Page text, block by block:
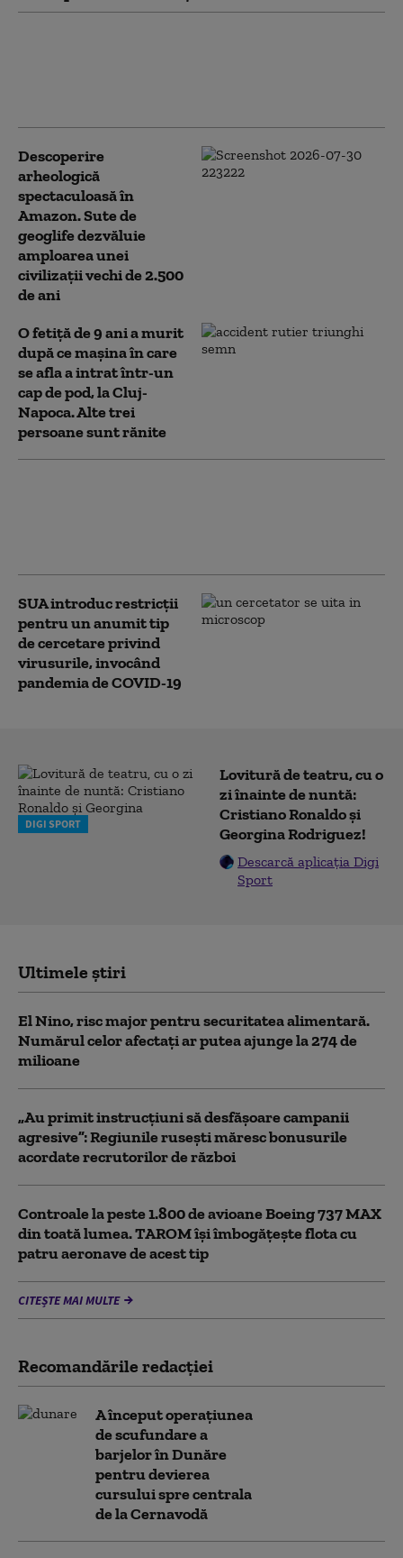
Descoperire
arheologică
spectaculoasă în
Amazon. Sute de
geoglife dezvăluie
amploarea unei
civilizații vechi de 2.500
de ani
O fetiță de 9 ani a murit
după ce mașina în care
se afla a intrat într-un
cap de pod, la Cluj-
Napoca. Alte trei
persoane sunt rănite
SUA introduc restricții
pentru un anumit tip
de cercetare privind
virusurile, invocând
pandemia de COVID-19
DIGI SPORT
Lovitură de teatru, cu o
zi înainte de nuntă:
Cristiano Ronaldo și
Georgina Rodriguez!
Descarcă aplicația Digi
Sport
Ultimele știri
El Nino, risc major pentru securitatea alimentară.
Numărul celor afectați ar putea ajunge la 274 de
milioane
„Au primit instrucțiuni să desfășoare campanii
agresive”: Regiunile rusești măresc bonusurile
acordate recrutorilor de război
Controale la peste 1.800 de avioane Boeing 737 MAX
din toată lumea. TAROM își îmbogățește flota cu
patru aeronave de acest tip
CITEȘTE MAI MULTE
Recomandările redacţiei
A început operațiunea
de scufundare a
barjelor în Dunăre
pentru devierea
cursului spre centrala
de la Cernavodă